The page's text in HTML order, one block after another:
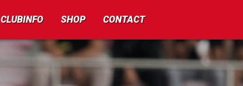
CLUBINFO SHOP CONTACT